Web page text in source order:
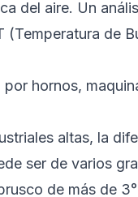
del aire. Un
(Temperatura de
por hornos,
altas, la
ser de varios
de más de